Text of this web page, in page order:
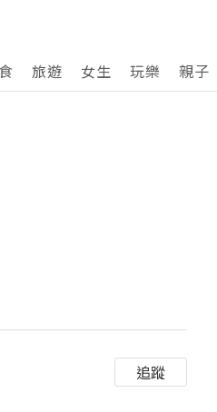
旅遊 女生 玩樂 親子
追蹤